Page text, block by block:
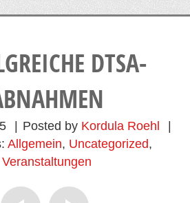
DTSA-
Posted by Kordula Roehl
Allgemein, Uncategorized,
Veranstaltungen